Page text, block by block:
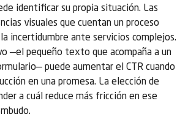
identificar su propia situación. Las
visuales que cuentan un proceso
incertidumbre ante servicios complejos.
—el pequeño texto que acompaña a un
puede aumentar el CTR cuando
en una promesa. La elección de
a cuál reduce más fricción en ese